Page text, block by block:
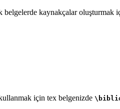
kaynakçalar
için tex belgenizde